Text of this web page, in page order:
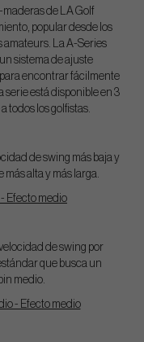
de LA Golf
popular desde los
amateurs. La A-Series
sistema de ajuste
encontrar fácilmente
serie está disponible en 3
todos los golfistas.
de swing más baja y
más alta y más larga.
Efecto medio
de swing por
que busca un
medio.
- Efecto medio